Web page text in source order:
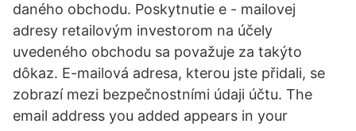
daného obchodu. Poskytnutie e - mailovej
adresy retailovým investorom na účely
uvedeného obchodu sa považuje za takýto
dôkaz. E-mailová adresa, kterou jste přidali, se
zobrazí mezi bezpečnostními údaji účtu. The
email address you added appears in your